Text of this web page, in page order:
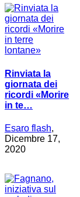
Rinviata la
giornata dei
ricordi «Morire
in te…
Esaro flash,
Dicembre 17,
2020